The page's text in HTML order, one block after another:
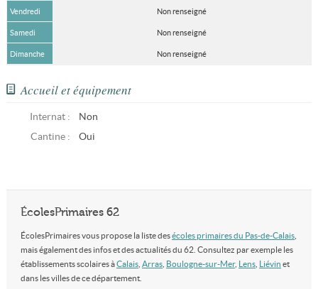
Vendredi Non renseigné
Samedi Non renseigné
Dimanche Non renseigné
Accueil et équipement
Internat :
Non
Cantine :
Oui
ÉcolesPrimaires 62
ÉcolesPrimaires vous propose la liste desécoles primaires du Pas-de-Calais,
mais également des infos et des actualités du 62. Consultez par exemple les
établissements scolaires àCalais, Arras, Boulogne-sur-Mer, Lens, Liévin et
dans les villes de ce département.